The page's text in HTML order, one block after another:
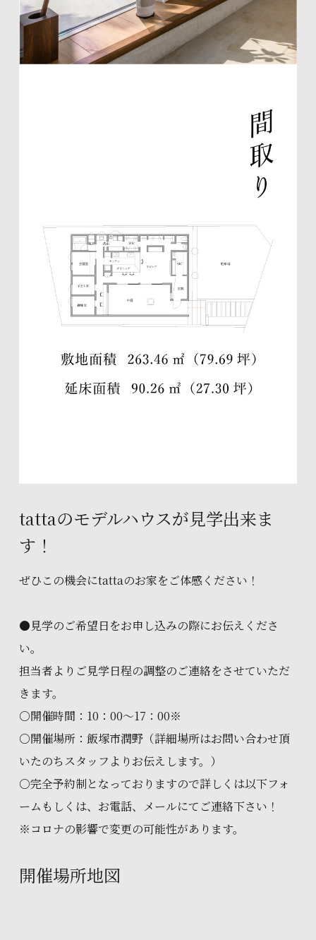
tattaのモデルハウスが見学出来ま
す！
ぜひこの機会にtattaのお家をご体感ください！
●見学のご希望日をお申し込みの際にお伝えくださ
い。
担当者よりご見学日程の調整のご連絡をさせていただ
きます。
○開催時間：10：00～17：00※
○開催場所：飯塚市潤野（詳細場所はお問い合わせ頂
いたのちスタッフよりお伝えします。）
○完全予約制となっておりますので詳しくは以下フォ
ームもしくは、お電話、メールにてご連絡下さい！
※コロナの影響で変更の可能性があります。
開催場所地図